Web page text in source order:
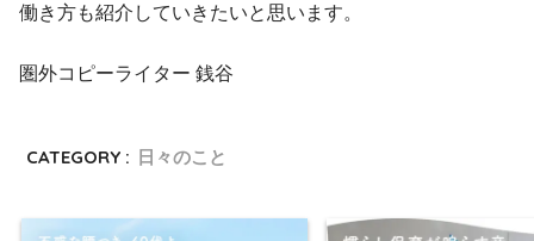
働き方も紹介していきたいと思います。
圏外コピーライター 銭谷
CATEGORY : 日々のこと